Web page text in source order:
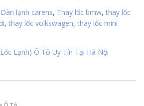
lạnh carens, Thay lốc bmw, thay lốc
, thay lốc volkswagen, thay lốc mini
Lạnh) Ô Tô Uy Tín Tại Hà Nội